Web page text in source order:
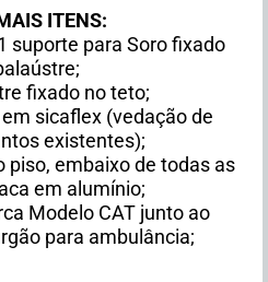
ITENS:
suporte para Soro fixado
fixado no teto;
sicaflex (vedação de
existentes);
piso, embaixo de todas as
em alumínio;
Modelo CAT junto ao
para ambulância;